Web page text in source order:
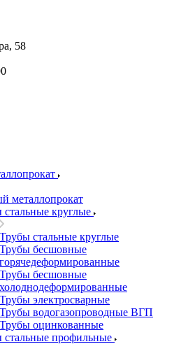
58
металлопрокат
стальные круглые
Трубы стальные круглые
Трубы бесшовные
горячедеформированные
Трубы бесшовные
холоднодеформированные
Трубы электросварные
Трубы водогазопроводные ВГП
Трубы оцинкованные
стальные профильные